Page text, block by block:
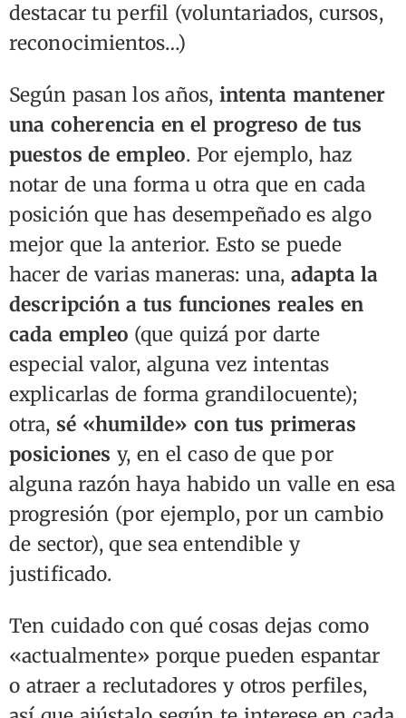
destacar tu perfil (voluntariados, cursos,
reconocimientos…)
Según pasan los años, intenta mantener
una coherencia en el progreso de tus
puestos de empleo. Por ejemplo, haz
notar de una forma u otra que en cada
posición que has desempeñado es algo
mejor que la anterior. Esto se puede
hacer de varias maneras: una,adapta la
descripción a tus funciones reales en
cada empleo (que quizá por darte
especial valor, alguna vez intentas
explicarlas de forma grandilocuente);
otra, sé «humilde» con tus primeras
posiciones y, en el caso de que por
alguna razón haya habido un valle en esa
progresión (por ejemplo, por un cambio
de sector), que sea entendible y
justificado.
Ten cuidado con qué cosas dejas como
«actualmente» porque pueden espantar
o atraer a reclutadores y otros perfiles,